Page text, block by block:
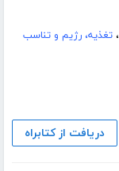
،تغذیه، رژیم و تناسب
دریافت از کتابراه